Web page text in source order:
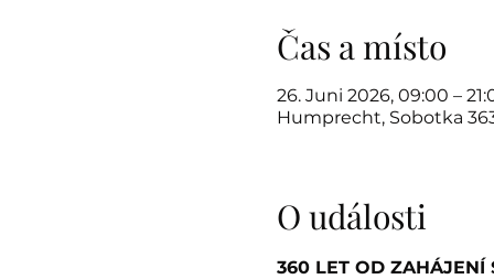
Čas a místo
26. Juni 2026, 09:00 –
Humprecht, Sobotka
O události
360 LET OD ZAHÁJENÍ